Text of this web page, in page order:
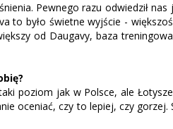
Pewnego razu odwiedził nas
to było świetne wyjście -
od Daugavy, baza
poziom jak w Polsce, ale
oceniać, czy to lepiej, czy gorzej.